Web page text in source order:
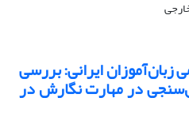
زبان‌آموزان ایرانی: بررسی
در مهارت نگارش در